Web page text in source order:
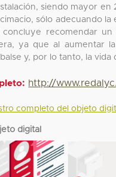
siendo mayor en
sólo adecuando
concluye recomendar
ya que al aumentar
y, por lo tanto, la vida
http://
completo del objeto
digital